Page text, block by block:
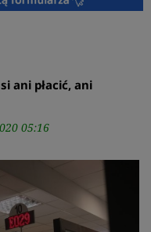
ani płacić, ani
05:16